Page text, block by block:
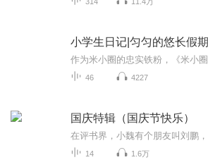
小学生日记|匀匀的悠长假期
46 4227
国庆特辑（国庆节快乐）
14 1.6万